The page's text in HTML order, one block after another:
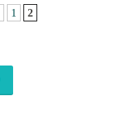
1 2